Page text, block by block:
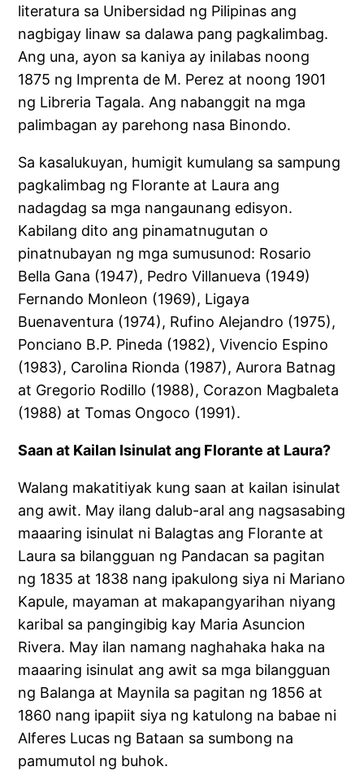
literatura sa Unibersidad ng Pilipinas ang
nagbigay linaw sa dalawa pang pagkalimbag.
Ang una, ayon sa kaniya ay inilabas noong
1875 ng Imprenta de M. Perez at noong 1901
ng Libreria Tagala. Ang nabanggit na mga
palimbagan ay parehong nasa Binondo.
Sa kasalukuyan, humigit kumulang sa sampung
pagkalimbag ng Florante at Laura ang
nadagdag sa mga nangaunang edisyon.
Kabilang dito ang pinamatnugutan o
pinatnubayan ng mga sumusunod: Rosario
Bella Gana (1947), Pedro Villanueva (1949)
Fernando Monleon (1969), Ligaya
Buenaventura (1974), Rufino Alejandro (1975),
Ponciano B.P. Pineda (1982), Vivencio Espino
(1983), Carolina Rionda (1987), Aurora Batnag
at Gregorio Rodillo (1988), Corazon Magbaleta
(1988) at Tomas Ongoco (1991).
Saan at Kailan Isinulat ang Florante at Laura?
Walang makatitiyak kung saan at kailan isinulat
ang awit. May ilang dalub-aral ang nagsasabing
maaaring isinulat ni Balagtas ang Florante at
Laura sa bilangguan ng Pandacan sa pagitan
ng 1835 at 1838 nang ipakulong siya ni Mariano
Kapule, mayaman at makapangyarihan niyang
karibal sa pangingibig kay Maria Asuncion
Rivera. May ilan namang naghahaka haka na
maaaring isinulat ang awit sa mga bilangguan
ng Balanga at Maynila sa pagitan ng 1856 at
1860 nang ipapiit siya ng katulong na babae ni
Alferes Lucas ng Bataan sa sumbong na
pamumutol ng buhok.